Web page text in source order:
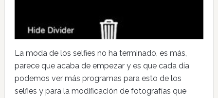
La moda de los selfies no ha terminado, es más,
parece que acaba de empezar y es que cada día
podemos ver más programas para esto de los
selfies y para la modificación de fotografías que